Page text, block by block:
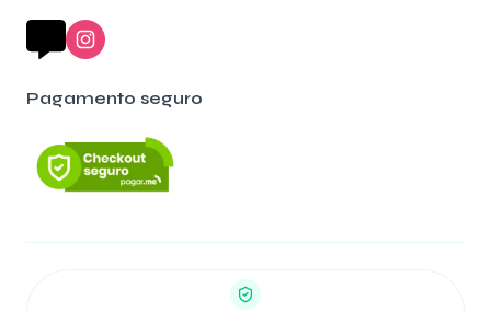
Pagamento seguro